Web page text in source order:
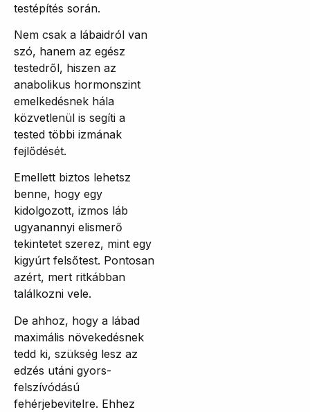
testépítés során.
Nem csak a lábaidról van
szó, hanem az egész
testedről, hiszen az
anabolikus hormonszint
emelkedésnek hála
közvetlenül is segíti a
tested többi izmának
fejlődését.
Emellett biztos lehetsz
benne, hogy egy
kidolgozott, izmos láb
ugyanannyi elismerő
tekintetet szerez, mint egy
kigyúrt felsőtest. Pontosan
azért, mert ritkábban
találkozni vele.
De ahhoz, hogy a lábad
maximális növekedésnek
tedd ki, szükség lesz az
edzés utáni gyors-
felszívódású
fehérjebevitelre. Ehhez